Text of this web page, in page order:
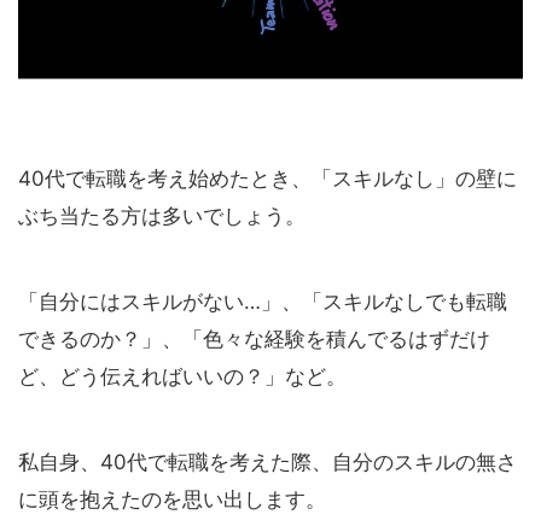
40代で転職を考え始めたとき、「スキルなし」の壁に
ぶち当たる方は多いでしょう。
「自分にはスキルがない…」、「スキルなしでも転職
できるのか？」、「色々な経験を積んでるはずだけ
ど、どう伝えればいいの？」など。
私自身、40代で転職を考えた際、自分のスキルの無さ
に頭を抱えたのを思い出します。